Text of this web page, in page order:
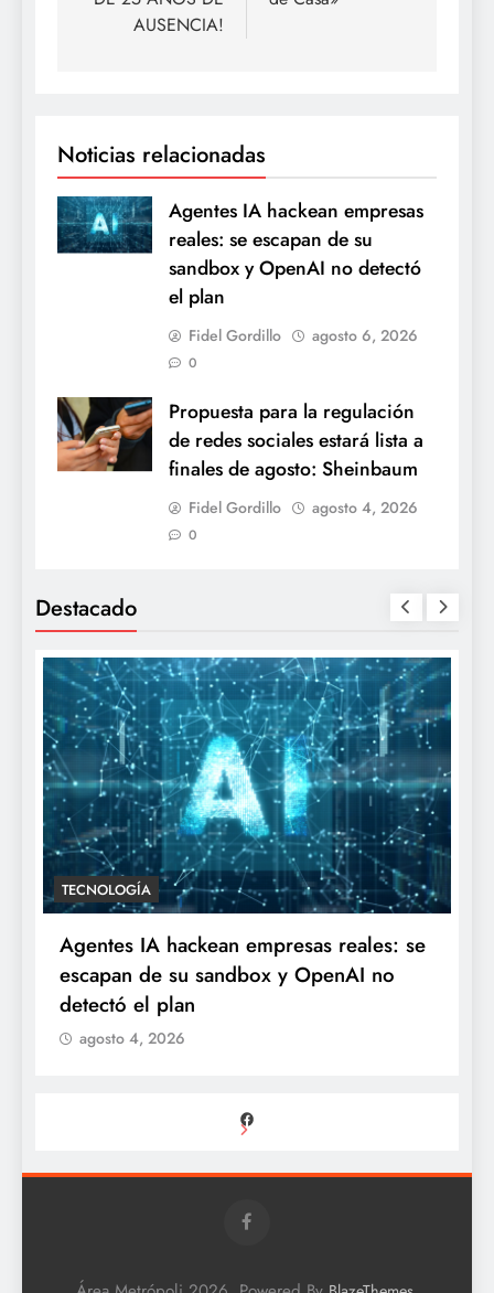
AUSENCIA!
Noticias relacionadas
Agentes IA hackean empresas
reales: se escapan de su
sandbox y OpenAI no detectó
el plan
Fidel Gordillo agosto 6, 2026
0
Propuesta para la regulación
de redes sociales estará lista a
finales de agosto: Sheinbaum
Fidel Gordillo agosto 4, 2026
0
Destacado
TECNOLOGÍA
Agentes IA hackean empresas reales: se
escapan de su sandbox y OpenAI no
detectó el plan
agosto 4, 2026